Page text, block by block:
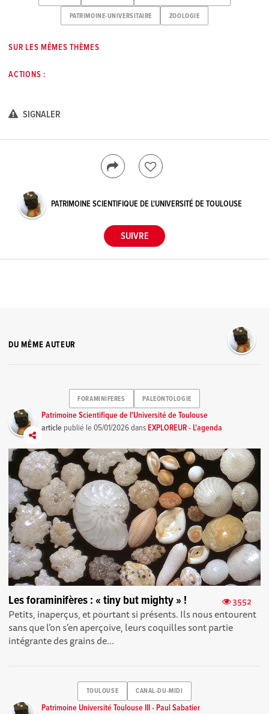
PATRIMOINE-UNIVERSITAIRE ZOOLOGIE
SUR LES MÊMES THÈMES
ACTIONS :
SIGNALER
PATRIMOINE SCIENTIFIQUE DE L'UNIVERSITÉ DE TOULOUSE
DU MÊME AUTEUR
FORAMINIFERES PALEONTOLOGIE
Patrimoine Scientifique de l'Université de Toulouse
article publié le05/01/2026dansEXPLOREUR - L'agenda
3552
Les foraminifères : « tiny but mighty » !
Petits, inaperçus, et pourtant si présents. Ils nous entourent
sans que l’on s’en aperçoive, leurs coquilles sont partie
intégrante des grains de...
TOULOUSE CANAL-DU-MIDI
Patrimoine Université Toulouse III - Paul Sabatier